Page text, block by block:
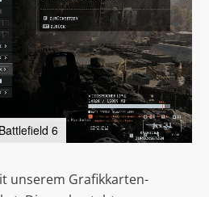
Battlefield 6
unserem Grafikkarten-